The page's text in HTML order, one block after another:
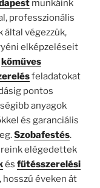
munkáink
professzionális
által végezzük,
elképzeléseit
kőműves
feladatokat
pontos
anyagok
és garanciális
Szobafestés.
elégedettek
és fűtésszerelési
éveken át